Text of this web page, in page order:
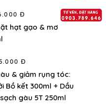
Đ
hạt gạo & mơ
Đ
& giảm rụng tóc:
Bồ kết 300ml + Dầu
gàu 5T 250ml